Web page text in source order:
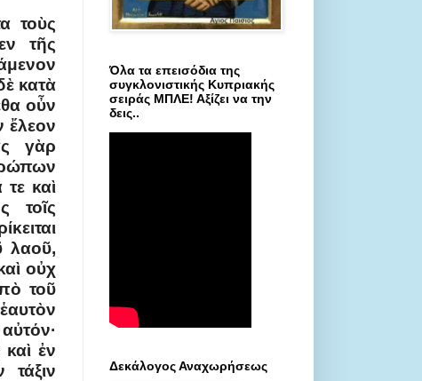
τοὺς
τῆς
κατὰ
οὖν
ἔλεον
γὰρ
καὶ
τοῖς
λαοῦ,
οὐχ
τοῦ
ἐν
Όλα τα επεισόδια της
συγκλονιστικής Κυπριακής
σειράς ΜΠΛΕ! Αξίζει να την
δεις..
Δεκάλογος Αναχωρήσεως